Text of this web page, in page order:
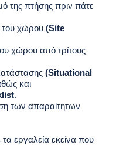
της πτήσης πριν πάτε
του χώρου (Site
χώρου από τρίτους
(Situational
και
.
των απαραίτητων
εργαλεία εκείνα που